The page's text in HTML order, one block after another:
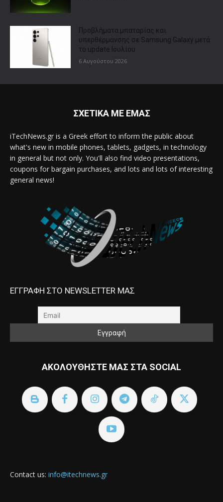
Προβλήματα μπαταρίας και
υπερθέρμανσης σε Samsung Galaxy μετά
το update Ιουλίου
6 Αυγούστου 2026
ΣΧΕΤΙΚΑ ΜΕ ΕΜΑΣ
iTechNews.gr is a Greek effort to inform the public about
what's new in mobile phones, tablets, gadgets, in technology
in general but not only. You'll also find video presentations,
coupons for bargain purchases, and lots and lots of interesting
general news!
ΕΓΓΡΑΦΗ ΣΤΟ NEWSLETTER ΜΑΣ
ΑΚΟΛΟΥΘΗΣΤΕ ΜΑΣ ΣΤΑ SOCIAL
Contact us: info@itechnews.gr